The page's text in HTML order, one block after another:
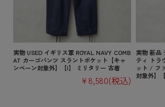
実物 USED イギリス軍 ROYAL NAVY COMB
AT カーゴパンツ スラントポケット【キャ
ンペーン対象外】【I】 ミリタリー 古着
¥8,580(税込)
実物 新品
ティ トラ
ット / フ
対象外】